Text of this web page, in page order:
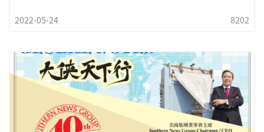
更顯示司法對此兇殺案之延宕和不公。出生在老撾的藍光裕和來
成功人士之表率， 就在她們事業鼎盛家庭幸福美滿之時光， 確遭
到歹徒之殺害 ，不但刧財， 更把這對善良夫婦痛下毒手。雖然事
隔數年之久， 我們要在此呼籲司法單位要還藍家一個正義和公道
，我們更要求華人社區人士一定要站出來， 為了我們共同
2022-05-24 8202